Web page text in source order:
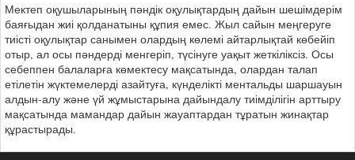
Мектеп оқушыларының пәндік оқулықтардың дайын шешімдерім
баяғыдан жиі қолданатыны құпия емес. Жыл сайын меңгеруге
тиісті оқулықтар санымен олардың көлемі айтарлықтай көбейіп
отыр, ал осы пәндерді менгеріп, түсінуге уақыт жеткіліксіз. Осы
себеппен балаларға көмектесу мақсатында, олардан талап
етілетін жүктемелерді азайтуға, күнделікті ментальды шаршауын
алдын-алу және үй жұмыстарына дайындалу тиімділігін арттыру
мақсатында мамандар дайын жауаптардан тұратын жинақтар
құрастырады.